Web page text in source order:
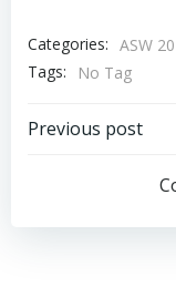
Categories: ASW
Tags:
No Tag
Previous post